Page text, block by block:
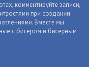
комментируйте записи,
при создании
Вместе мы
с бисером и бисерным